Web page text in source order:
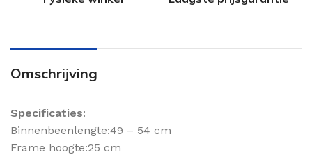
Omschrijving
Specificaties:
Binnenbeenlengte:49 – 54 cm
Frame hoogte:25 cm